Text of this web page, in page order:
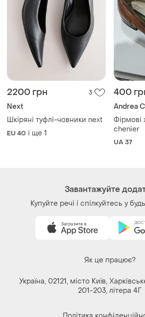
2200 грн 3
Next
Шкіряні туфлі-човники next
EU 40 і ще 1
400
Andrea
Фірмові
chenier
UA 37
Завантажуйте
Купуйте речі і спілкуйтесь у
Як це працює?
Україна, 02121, місто Київ,
201-203, літера 4Г